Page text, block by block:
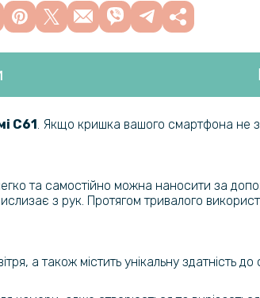
C61 . Якщо кришка вашого смартфона не
та самостійно можна наносити за
з рук. Протягом тривалого
а також містить унікальну здатність до